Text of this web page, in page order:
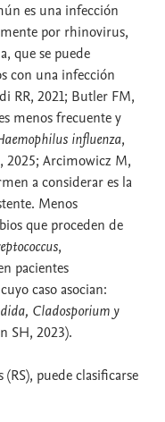
es una infección
por rhinovirus,
que se puede
con una infección
RR, 2021; Butler FM,
menos frecuente y
influenza,
2025; Arcimowicz M,
a considerar es la
Menos
que proceden de
,
pacientes
caso asocian:
Cladosporium y
SH, 2023).
puede clasificarse